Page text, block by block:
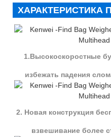
ХАРАКТЕРИСТИКА
1.Высокоскоростные
избежать падения
2. Новая конструкция
взвешивание более